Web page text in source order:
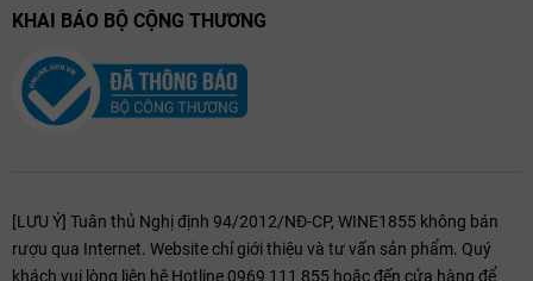
khắt khe và chỉ số ngọt đặc biệt
Tại Zind Humbrecht, quy trình làm rượu được thực hiện với sự tôn
KHAI BÁO BỘ CỘNG THƯƠNG
[LƯU Ý] Tuân thủ Nghị định 94/2012/NĐ-CP, WINE1855 không bán
rượu qua Internet. Website chỉ giới thiệu và tư vấn sản phẩm. Quý
khách vui lòng liên hệ Hotline 0969 111 855 hoặc đến cửa hàng để